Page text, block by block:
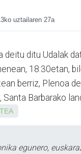
uztailaren 27a
deitu ditu Udalak
18:30etan,
berriz, Plenoa
Santa Barbarako
egunero,